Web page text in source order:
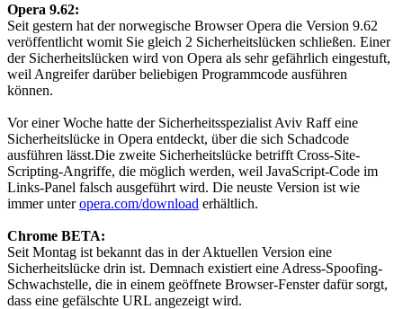
Opera 9.62:
Seit gestern hat der norwegische Browser Opera die Version 9.62
veröffentlicht womit Sie gleich 2 Sicherheitslücken schließen. Einer
der Sicherheitslücken wird von Opera als sehr gefährlich eingestuft,
weil Angreifer darüber beliebigen Programmcode ausführen
können.
Vor einer Woche hatte der Sicherheitsspezialist Aviv Raff eine
Sicherheitslücke in Opera entdeckt, über die sich Schadcode
ausführen lässt.Die zweite Sicherheitslücke betrifft Cross-Site-
Scripting-Angriffe, die möglich werden, weil JavaScript-Code im
Links-Panel falsch ausgeführt wird. Die neuste Version ist wie
immer unteropera.com/download erhältlich.
Chrome BETA:
Seit Montag ist bekannt das in der Aktuellen Version eine
Sicherheitslücke drin ist. Demnach existiert eine Adress-Spoofing-
Schwachstelle, die in einem geöffnete Browser-Fenster dafür sorgt,
dass eine gefälschte URL angezeigt wird.